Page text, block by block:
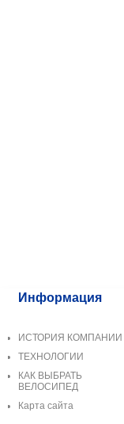
Информация
ИСТОРИЯ КОМПАНИИ
ТЕХНОЛОГИИ
КАК ВЫБРАТЬ
ВЕЛОСИПЕД
Карта сайта